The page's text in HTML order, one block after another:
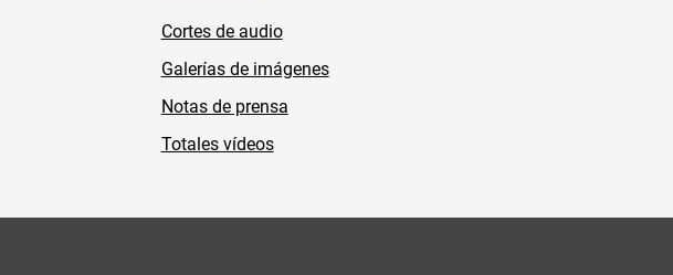
Cortes de audio
Galerías de imágenes
Notas de prensa
Totales vídeos